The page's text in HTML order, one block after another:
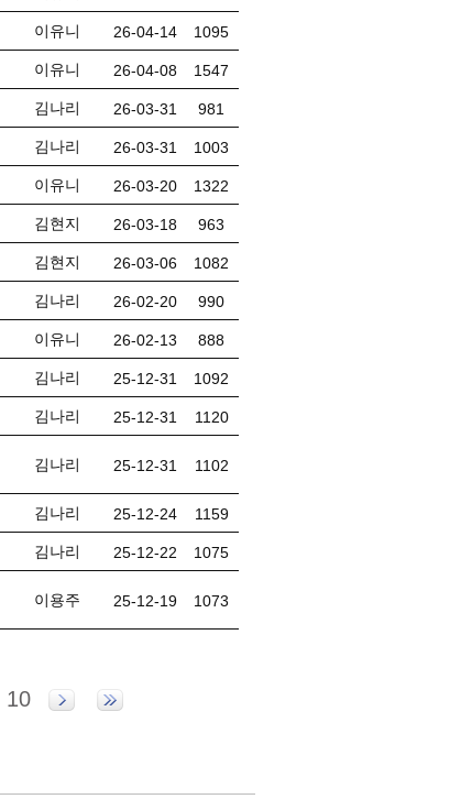
이유니 26-04-14 1095
이유니 26-04-08 1547
김나리 26-03-31 981
김나리 26-03-31 1003
이유니 26-03-20 1322
김현지 26-03-18 963
김현지 26-03-06 1082
김나리 26-02-20 990
이유니 26-02-13 888
김나리 25-12-31 1092
김나리 25-12-31 1120
김나리 25-12-31 1102
김나리 25-12-24 1159
김나리 25-12-22 1075
이용주 25-12-19 1073
10